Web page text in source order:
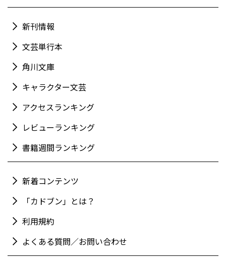
新刊情報
文芸単行本
角川文庫
キャラクター文芸
アクセスランキング
レビューランキング
書籍週間ランキング
新着コンテンツ
「カドブン」とは？
利用規約
よくある質問／お問い合わせ